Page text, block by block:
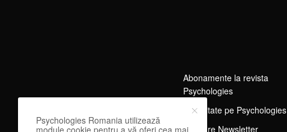
Abonamente la revista
Psychologies
Publicitate pe Psychologies
Abonare Newsletter
Psychologies Romania utilizează
module cookie pentru a vă oferi cea mai